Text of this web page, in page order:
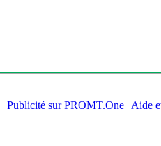
| Publicité sur PROMT.One | Aide